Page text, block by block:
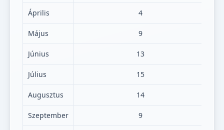
Április 4
Május 9
Június 13
Július 15
Augusztus 14
Szeptember 9